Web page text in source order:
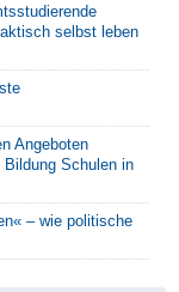
selbst leben
Angeboten
Schulen in
– wie politische